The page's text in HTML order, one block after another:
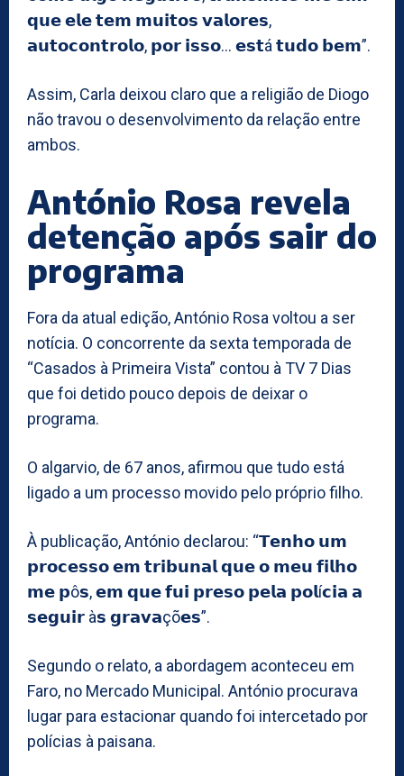
𝗾𝘂𝗲 𝗲𝗹𝗲 𝘁𝗲𝗺 𝗺𝘂𝗶𝘁𝗼𝘀 𝘃𝗮𝗹𝗼𝗿𝗲𝘀,
𝗮𝘂𝘁𝗼𝗰𝗼𝗻𝘁𝗿𝗼𝗹𝗼, 𝗽𝗼𝗿 𝗶𝘀𝘀𝗼… 𝗲𝘀𝘁á 𝘁𝘂𝗱𝗼 𝗯𝗲𝗺”.
Assim, Carla deixou claro que a religião de Diogo
não travou o desenvolvimento da relação entre
ambos.
António Rosa revela
detenção após sair do
programa
Fora da atual edição, António Rosa voltou a ser
notícia. O concorrente da sexta temporada de
“Casados à Primeira Vista” contou à TV 7 Dias
que foi detido pouco depois de deixar o
programa.
O algarvio, de 67 anos, afirmou que tudo está
ligado a um processo movido pelo próprio filho.
À publicação, António declarou: “𝗧𝗲𝗻𝗵𝗼 𝘂𝗺
𝗽𝗿𝗼𝗰𝗲𝘀𝘀𝗼 𝗲𝗺 𝘁𝗿𝗶𝗯𝘂𝗻𝗮𝗹 𝗾𝘂𝗲 𝗼 𝗺𝗲𝘂 𝗳𝗶𝗹𝗵𝗼
𝗺𝗲 𝗽ô𝘀, 𝗲𝗺 𝗾𝘂𝗲 𝗳𝘂𝗶 𝗽𝗿𝗲𝘀𝗼 𝗽𝗲𝗹𝗮 𝗽𝗼𝗹í𝗰𝗶𝗮 𝗮
𝘀𝗲𝗴𝘂𝗶𝗿 à𝘀 𝗴𝗿𝗮𝘃𝗮çõ𝗲𝘀”.
Segundo o relato, a abordagem aconteceu em
Faro, no Mercado Municipal. António procurava
lugar para estacionar quando foi intercetado por
polícias à paisana.